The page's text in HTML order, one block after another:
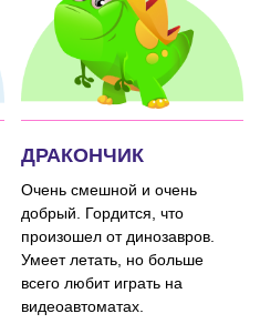
ДРАКОНЧИК
Очень смешной и очень
добрый. Гордится, что
произошел от динозавров.
Умеет летать, но больше
всего любит играть на
видеоавтоматах.